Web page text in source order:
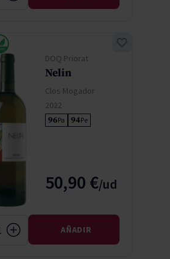
DOQ Priorat
Nelin
Clos Mogador
2022
96Pa 94Pe
50,90 €
AÑADIR